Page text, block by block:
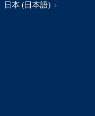
日本 (日本語)